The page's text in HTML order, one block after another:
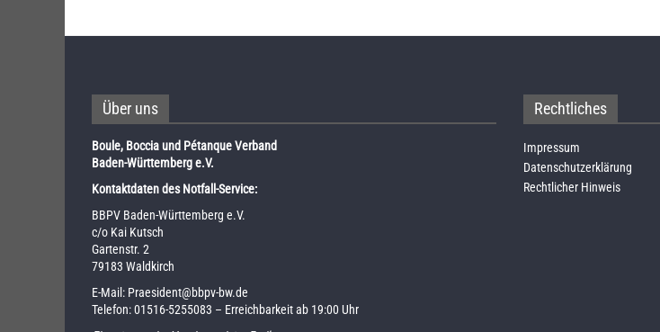
Über uns
Boule, Boccia und Pétanque Verband
Baden-Württemberg e.V.
Kontaktdaten des Notfall-Service:
BBPV Baden-Württemberg e.V.
c/o Kai Kutsch
Gartenstr. 2
79183 Waldkirch
E-Mail: Praesident@bbpv-bw.de
Telefon:01516-5255083 – Erreichbarkeit ab 19:00 Uhr
Rechtliches
Impressum
Datenschutzerklärung
Rechtlicher Hinweis